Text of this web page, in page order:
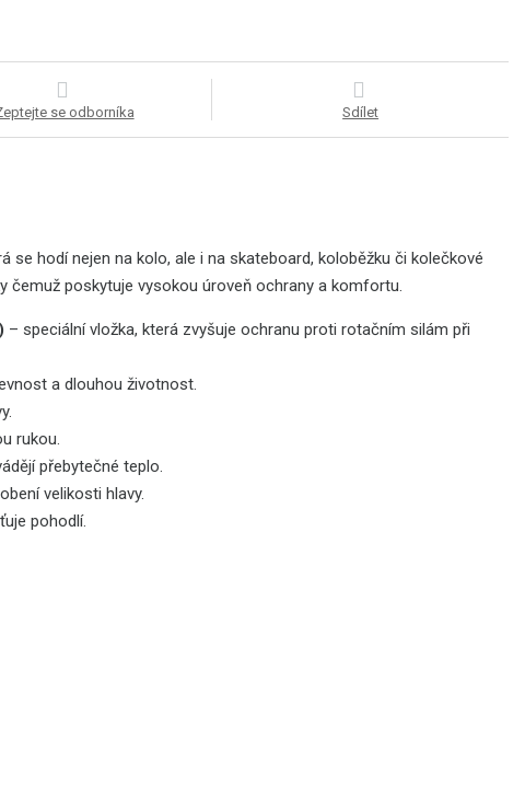
se odborníka Sdílet
hodí nejen na kolo, ale i na skateboard, koloběžku či kolečkové
čemuž poskytuje vysokou úroveň ochrany a komfortu.
– speciální vložka, která zvyšuje ochranu proti rotačním silám při
a dlouhou životnost.
rukou.
přebytečné teplo.
velikosti hlavy.
pohodlí.